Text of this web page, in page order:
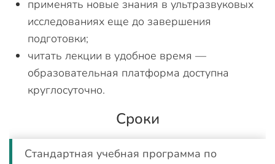
применять новые знания в ультразвуковых
исследованиях еще до завершения
подготовки;
читать лекции в удобное время —
образовательная платформа доступна
круглосуточно.
Сроки
Стандартная учебная программа по